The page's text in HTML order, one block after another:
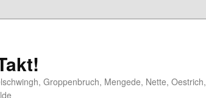
Groppenbruch, Mengede, Nette, Oestrich,